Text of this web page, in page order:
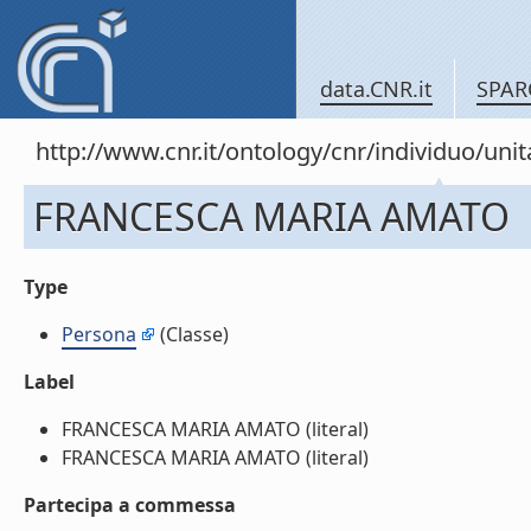
data.CNR.it
http://www.cnr.it/ontology/cnr/individuo/
FRANCESCA MARIA AMATO
Type
Persona
(Classe)
Label
FRANCESCA MARIA AMATO (literal)
FRANCESCA MARIA AMATO (literal)
Partecipa a commessa